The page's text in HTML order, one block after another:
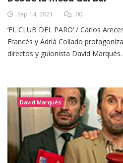
Sep 14, 2021 00
‘EL CLUB DEL PARO’ / Carlos
Francés y Adrià Collado
directos y guionista David
David Marqués